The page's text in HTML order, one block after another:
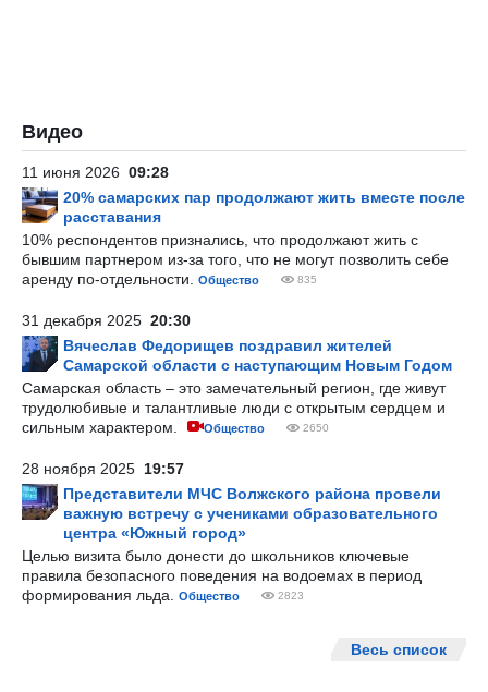
Видео
11 июня 2026 09:28
20% самарских пар продолжают жить вместе после
расставания
10% респондентов признались, что продолжают жить с
бывшим партнером из-за того, что не могут позволить себе
аренду по-отдельности.
Общество 835
31 декабря 2025 20:30
Вячеслав Федорищев поздравил жителей
Самарской области с наступающим Новым Годом
Самарская область – это замечательный регион, где живут
трудолюбивые и талантливые люди с открытым сердцем и
сильным характером.
Общество 2650
28 ноября 2025 19:57
Представители МЧС Волжского района провели
важную встречу с учениками образовательного
центра «Южный город»
Целью визита было донести до школьников ключевые
правила безопасного поведения на водоемах в период
формирования льда.
Общество 2823
Весь список